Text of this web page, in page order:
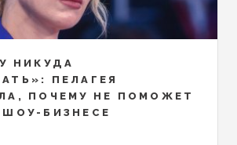
НИКУДА
ПЕЛАГЕЯ
ПОЧЕМУ НЕ ПОМОЖЕТ
БИЗНЕСЕ